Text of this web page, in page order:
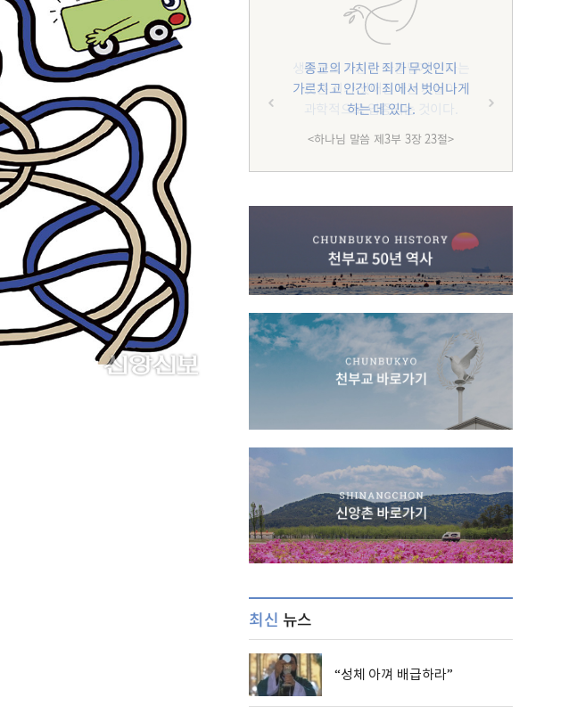
종교의 가치란 죄가 무엇인지
가르치고 인간이 죄에서 벗어나게
하는 데 있다.
<하나님 말씀 제3부 3장 23절>
최신 뉴스
“성체 아껴 배급하라”